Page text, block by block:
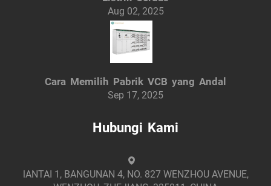
Aug 02, 2025
Cara Memilih Pabrik VCB yang Andal
Sep 17, 2025
Hubungi Kami
lANTAI 1, BANGUNAN 4, NO. 827 WENZHOU AVENUE,